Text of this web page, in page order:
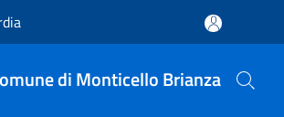
di Monticello Brianza